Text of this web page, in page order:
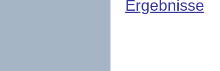
Ergebnisse